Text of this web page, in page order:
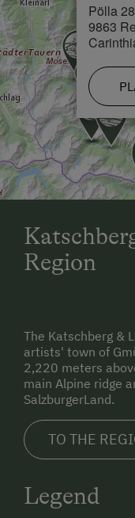
Pölla 28
9863
Region
The Katschberg &
artists' town of
2,220 meters
main Alpine ridge
SalzburgerLand.
TO THE
Legend